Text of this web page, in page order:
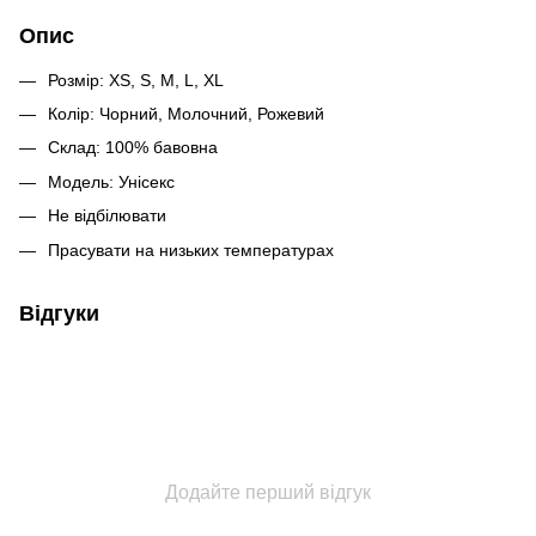
Опис
Розмір: XS, S, M, L, XL
Колір: Чорний, Молочний, Рожевий
Склад: 100% бавовна
Модель: Унісекс
Не відбілювати
Прасувати на низьких температурах
Відгуки
Додайте перший відгук